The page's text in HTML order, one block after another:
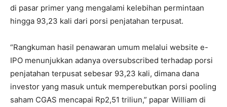
di pasar primer yang mengalami kelebihan permintaan
hingga 93,23 kali dari porsi penjatahan terpusat.
“Rangkuman hasil penawaran umum melalui website e-
IPO menunjukkan adanya oversubscribed terhadap porsi
penjatahan terpusat sebesar 93,23 kali, dimana dana
investor yang masuk untuk memperebutkan porsi pooling
saham CGAS mencapai Rp2,51 triliun,” papar William di